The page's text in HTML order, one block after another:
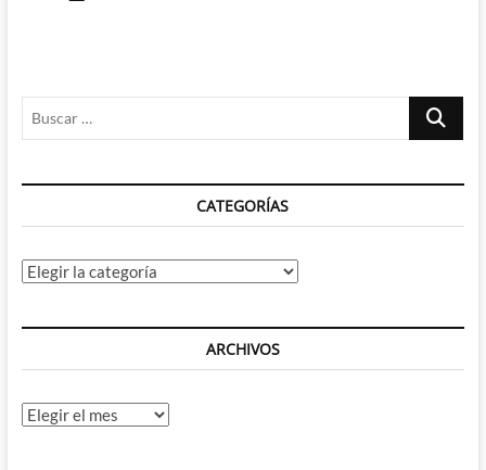
Avengers
Abogada
Buscar
CATEGORÍAS
Categorías
ARCHIVOS
Archivos